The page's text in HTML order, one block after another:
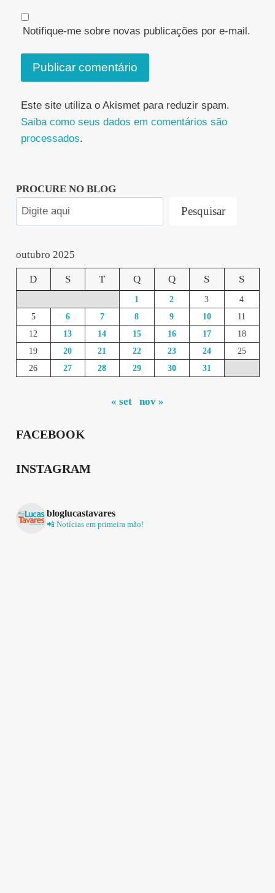
Notifique-me sobre novas publicações por e-mail.
Este site utiliza o Akismet para reduzir spam.
Saiba como seus dados em comentários são
processados.
PROCURE NO BLOG
Pesquisar
outubro 2025
D S T Q Q S S
1 2 3
4
5
6 7 8 9 10
11
12
13 14 15 16 17
18
19
20 21 22 23 24
25
26
27 28 29 30 31
« set nov »
FACEBOOK
INSTAGRAM
bloglucastavares
📲 Notícias em primeira mão!